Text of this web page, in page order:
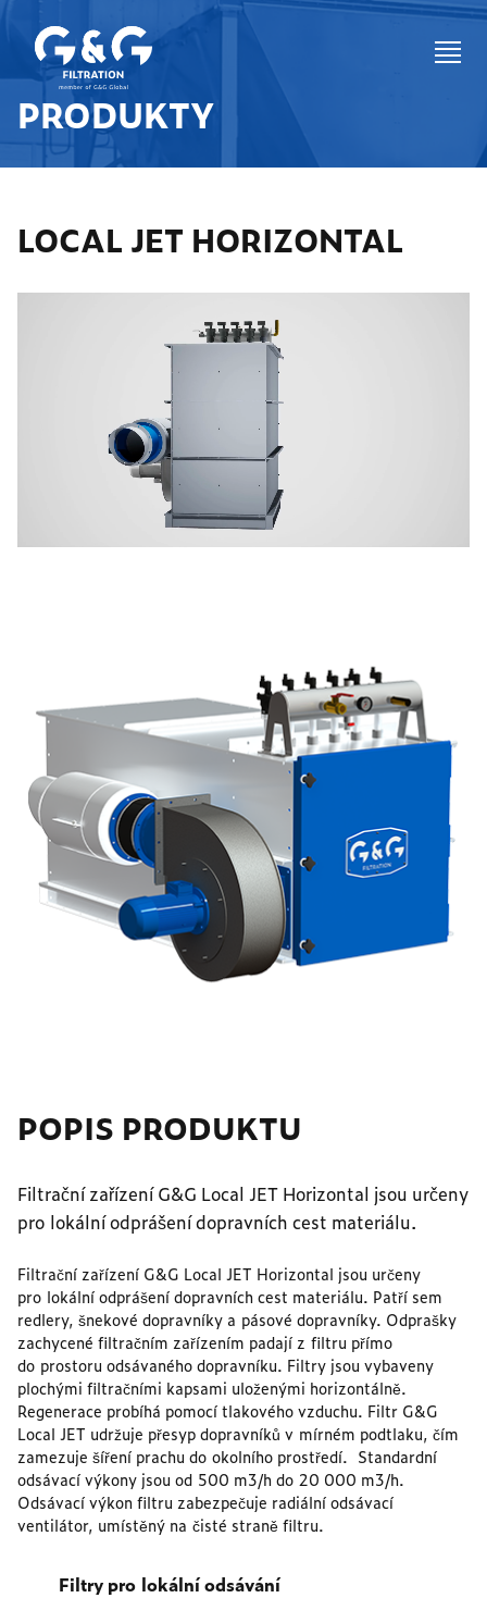
PRODUKTY
LOCAL JET HORIZONTAL
POPIS PRODUKTU
Filtrační zařízení G&G Local JET Horizontal jsou určeny
pro lokální odprášení dopravních cest materiálu.
Filtrační zařízení G&G Local JET Horizontal jsou určeny
pro lokální odprášení dopravních cest materiálu. Patří sem
redlery, šnekové dopravníky a pásové dopravníky. Odprašky
zachycené filtračním zařízením padají z filtru přímo
do prostoru odsávaného dopravníku. Filtry jsou vybaveny
plochými filtračními kapsami uloženými horizontálně.
Regenerace probíhá pomocí tlakového vzduchu. Filtr G&G
Local JET udržuje přesyp dopravníků v mírném podtlaku, čím
zamezuje šíření prachu do okolního prostředí. Standardní
odsávací výkony jsou od 500 m3/h do 20 000 m3/h.
Odsávací výkon filtru zabezpečuje radiální odsávací
ventilátor, umístěný na čisté straně filtru.
Filtry pro lokální odsávání